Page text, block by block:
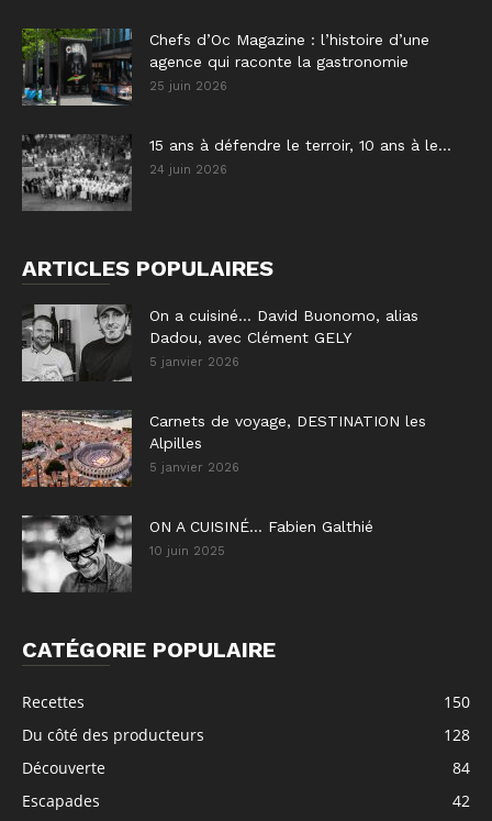
Chefs d’Oc Magazine : l’histoire d’une
agence qui raconte la gastronomie
25 juin 2026
15 ans à défendre le terroir, 10 ans à le...
24 juin 2026
ARTICLES POPULAIRES
On a cuisiné… David Buonomo, alias
Dadou, avec Clément GELY
5 janvier 2026
Carnets de voyage, DESTINATION les
Alpilles
5 janvier 2026
ON A CUISINÉ… Fabien Galthié
10 juin 2025
CATÉGORIE POPULAIRE
Recettes
150
Du côté des producteurs
128
Découverte
84
Escapades
42